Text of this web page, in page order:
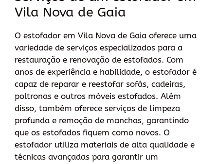
Vila Nova de Gaia
O estofador em Vila Nova de Gaia oferece uma
variedade de serviços especializados para a
restauração e renovação de estofados. Com
anos de experiência e habilidade, o estofador é
capaz de reparar e reestofar sofás, cadeiras,
poltronas e outros móveis estofados. Além
disso, também oferece serviços de limpeza
profunda e remoção de manchas, garantindo
que os estofados fiquem como novos. O
estofador utiliza materiais de alta qualidade e
técnicas avançadas para garantir um